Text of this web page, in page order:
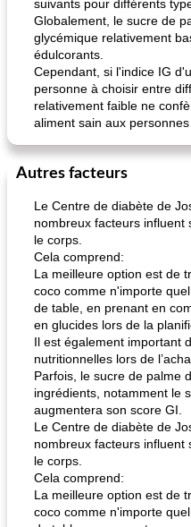
suivants pour différents
Globalement, le sucre de
glycémique relativement
édulcorants.
Cependant, si l'indice IG
personne à choisir entre
relativement faible ne
aliment sain aux
Autres facteurs
Le Centre de diabète de
nombreux facteurs
le corps.
Cela comprend:
La meilleure option est de
coco comme n'importe
de table, en prenant en
en glucides lors de la
Il est également important
nutritionnelles lors de
Parfois, le sucre de palme
ingrédients, notamment le
augmentera son score GI.
Le Centre de diabète de
nombreux facteurs
le corps.
Cela comprend:
La meilleure option est de
coco comme n'importe